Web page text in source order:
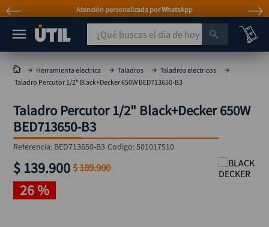
Atención personalizada por WhatsApp
¿Qué buscas el día de hoy?
Herramienta electrica Taladros
Taladros electricos
Taladro Percutor 1/2" Black+Decker 650W BED713650-B3
Taladro Percutor 1/2" Black+Decker 650W
BED713650-B3
Referencia: BED713650-B3 Codigo:501017510
$ 139.900 $189.900
26 %
MÁS BUSCADOS
taladro
taladros pulidoras
compresor
llave
sierra circular
ruteadora